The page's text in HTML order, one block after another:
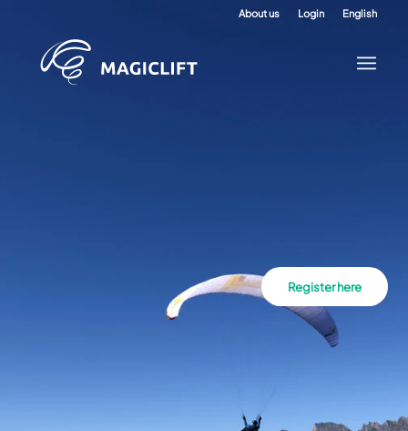
About us Login English
Register here